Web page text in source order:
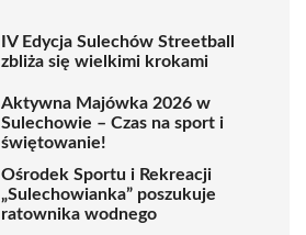
IV Edycja Sulechów Streetball
zbliża się wielkimi krokami
Aktywna Majówka 2026 w
Sulechowie – Czas na sport i
świętowanie!
Ośrodek Sportu i Rekreacji
„Sulechowianka” poszukuje
ratownika wodnego